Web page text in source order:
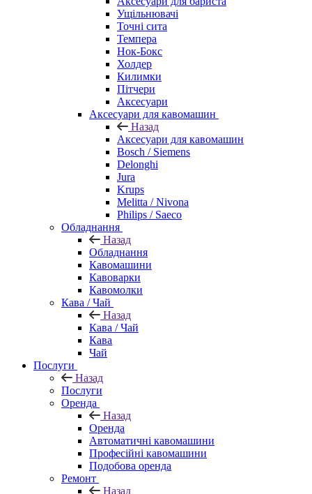
Ущільнювачі
Точні сита
Темпера
Нок-Бокс
Холдер
Килимки
Пітчери
Аксесуари
Аксесуари для кавомашин
Назад
Аксесуари для кавомашин
Bosch / Siemens
Delonghi
Jura
Krups
Melitta / Nivona
Philips / Saeco
Обладнання
Назад
Обладнання
Кавомашини
Кавоварки
Кавомолки
Кава / Чай
Назад
Кава / Чай
Кава
Чай
Послуги
Назад
Послуги
Оренда
Назад
Оренда
Автоматичні кавомашини
Професійні кавомашини
Подобова оренда
Ремонт
Назад